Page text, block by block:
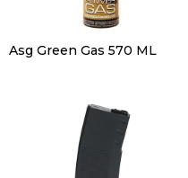
Asg Green Gas 570 ML